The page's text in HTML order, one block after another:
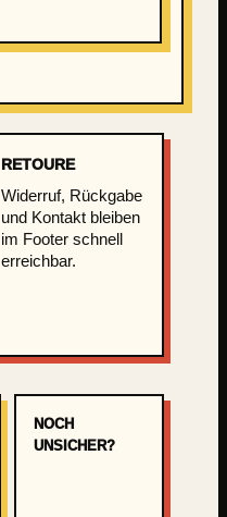
RETOURE
Widerruf, Rückgabe
und Kontakt bleiben
im Footer schnell
erreichbar.
NOCH
UNSICHER?